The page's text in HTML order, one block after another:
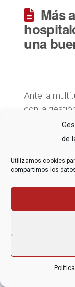
de
Utilizamos cookies
compartimos los
Más
una
Ante la
con la
la crisis del
Asociación